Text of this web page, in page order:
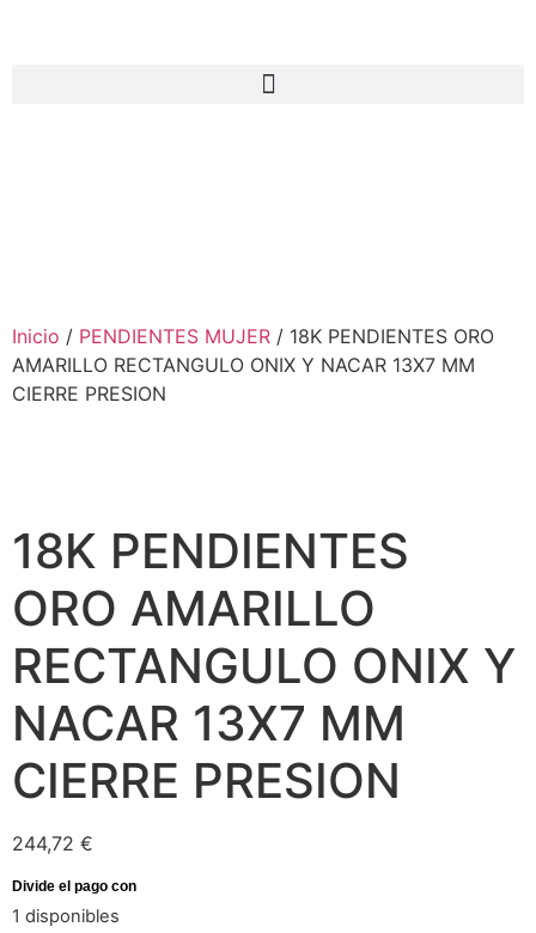
Inicio / PENDIENTES MUJER / 18K PENDIENTES ORO
AMARILLO RECTANGULO ONIX Y NACAR 13X7 MM
CIERRE PRESION
18K PENDIENTES
ORO AMARILLO
RECTANGULO ONIX Y
NACAR 13X7 MM
CIERRE PRESION
244,72 €
1 disponibles